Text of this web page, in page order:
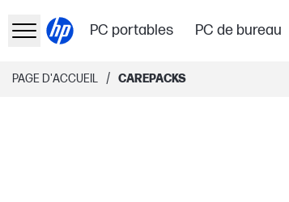
PC portables PC de bureau
PAGE D'ACCUEIL / CAREPACKS